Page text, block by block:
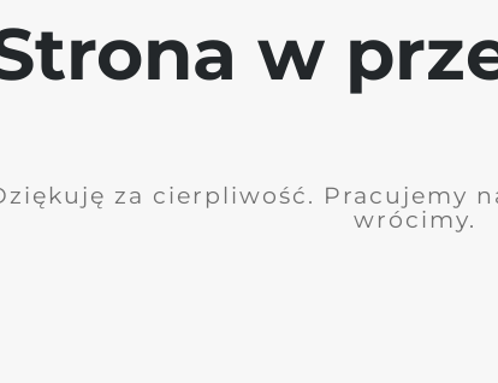
w
za cierpliwość. Pracujemy
wrócimy.